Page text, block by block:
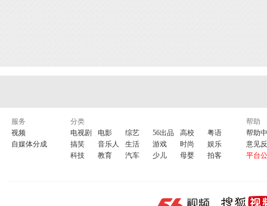
服务
视频
自媒体分成
分类
电视剧
电影 综艺 56出品 高校
粤语
搞笑
音乐人 生活 游戏 时尚
娱乐
科技
教育 汽车 少儿 母婴 拍客
帮助
帮助
意见
平台